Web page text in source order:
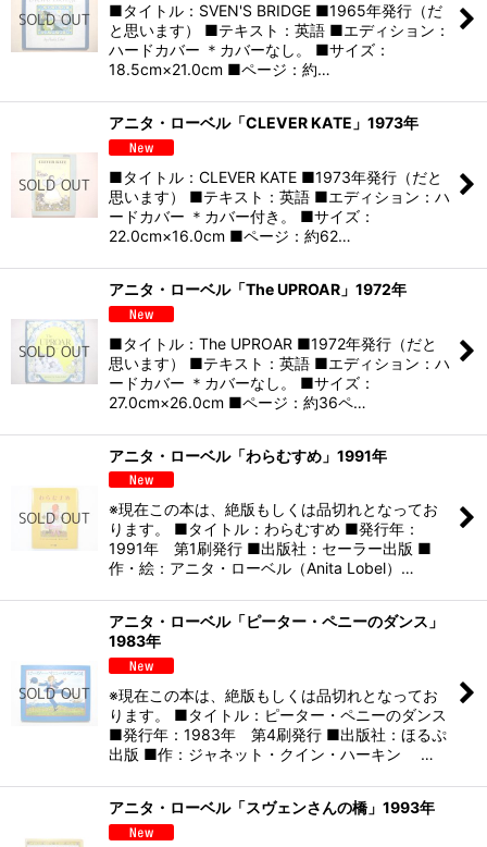
■タイトル：SVEN'S BRIDGE ■1965年発行（だ
と思います） ■テキスト：英語 ■エディション：
ハードカバー ＊カバーなし。 ■サイズ：
18.5cm×21.0cm ■ページ：約…
アニタ・ローベル「CLEVER KATE」1973年
■タイトル：CLEVER KATE ■1973年発行（だと
思います） ■テキスト：英語 ■エディション：ハ
ードカバー ＊カバー付き。 ■サイズ：
22.0cm×16.0cm ■ページ：約62…
アニタ・ローベル「The UPROAR」1972年
■タイトル：The UPROAR ■1972年発行（だと
思います） ■テキスト：英語 ■エディション：ハ
ードカバー ＊カバーなし。 ■サイズ：
27.0cm×26.0cm ■ページ：約36ペ…
アニタ・ローベル「わらむすめ」1991年
※現在この本は、絶版もしくは品切れとなってお
ります。 ■タイトル：わらむすめ ■発行年：
1991年 第1刷発行 ■出版社：セーラー出版 ■
作・絵：アニタ・ローベル（Anita Lobel）…
アニタ・ローベル「ピーター・ペニーのダンス」
1983年
※現在この本は、絶版もしくは品切れとなってお
ります。 ■タイトル：ピーター・ペニーのダンス
■発行年：1983年 第4刷発行 ■出版社：ほるぷ
出版 ■作：ジャネット・クイン・ハーキン …
アニタ・ローベル「スヴェンさんの橋」1993年